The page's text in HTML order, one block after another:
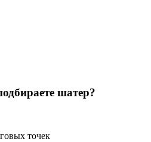
шатер?
точек